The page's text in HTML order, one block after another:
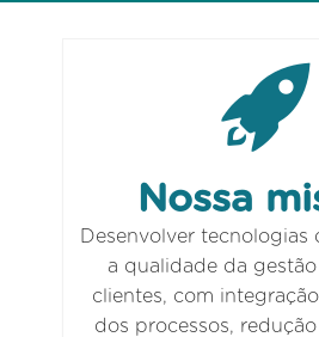
Nossa
Desenvolver tecnologias
a qualidade da
clientes, com
dos processos,